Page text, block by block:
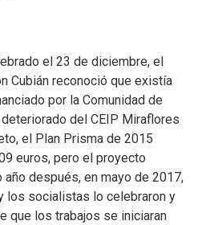
el 23 de diciembre, el
Cubián reconoció que existía
por la Comunidad de
del CEIP Miraflores
el Plan Prisma de 2015
euros, pero el proyecto
después, en mayo de 2017,
los socialistas lo celebraron y
que los trabajos se iniciaran